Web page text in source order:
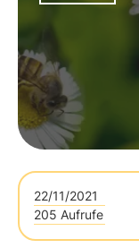
Angebote
22/11/2021
205 Aufrufe